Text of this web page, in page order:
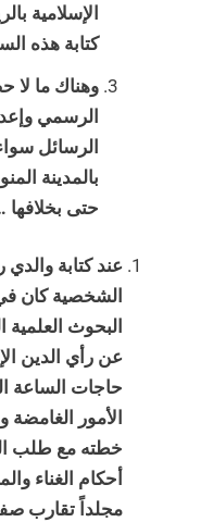
الإسلامية
كتابة هذه
وهناك ما لا
الرسمي
الرسائل
بالمدينة
حتى بخلافها
عند كتابة
الشخصية كان
البحوث
عن رأي الدين
حاجات الساعة
الأمور
خطته مع طلب
أحكام الغناء
مجلداً تقارب